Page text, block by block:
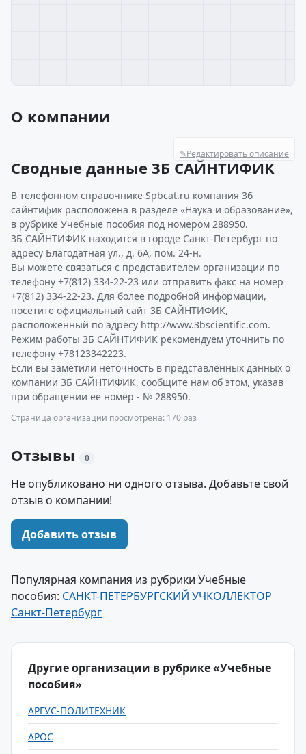
О компании
✎Редактировать описание
Сводные данные 3Б САЙНТИФИК
В телефонном справочнике Spbcat.ru компания 3б
сайнтифик расположена в разделе «Наука и образование»,
в рубрике Учебные пособия под номером 288950.
3Б САЙНТИФИК находится в городе Санкт-Петербург по
адресу Благодатная ул., д. 6А, пом. 24-н.
Вы можете связаться с представителем организации по
телефону +7(812) 334-22-23 или отправить факс на номер
+7(812) 334-22-23. Для более подробной информации,
посетите официальный сайт 3Б САЙНТИФИК,
расположенный по адресу http://www.3bscientific.com.
Режим работы 3Б САЙНТИФИК рекомендуем уточнить по
телефону +78123342223.
Если вы заметили неточность в представленных данных о
компании 3Б САЙНТИФИК, сообщите нам об этом, указав
при обращении ее номер - № 288950.
Страница организации просмотрена: 170 раз
Отзывы 0
Не опубликовано ни одного отзыва. Добавьте свой
отзыв о компании!
Добавить отзыв
Популярная компания из рубрики Учебные
пособия: САНКТ-ПЕТЕРБУРГСКИЙ УЧКОЛЛЕКТОР
Санкт-Петербург
Другие организации в рубрике «Учебные
пособия»
АРГУС-ПОЛИТЕХНИК
АРОС